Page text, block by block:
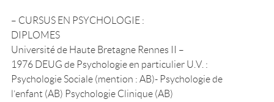
– CURSUS EN PSYCHOLOGIE :
DIPLOMES
Université de Haute Bretagne Rennes II –
1976 DEUG de Psychologie en particulier U.V. :
Psychologie Sociale (mention : AB)- Psychologie de
l’enfant (AB) Psychologie Clinique (AB)